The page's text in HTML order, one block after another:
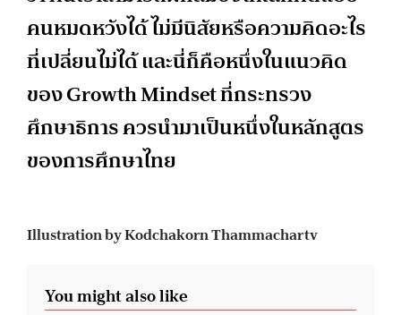
คนหมดหวังได้ ไม่มีนิสัยหรือความคิดอะไร
ที่เปลี่ยนไม่ได้ และนี่ก็คือหนึ่งในแนวคิด
ของ Growth Mindset ที่กระทรวง
ศึกษาธิการ ควรนำมาเป็นหนึ่งในหลักสูตร
ของการศึกษาไทย
Illustration by Kodchakorn Thammachartv
You might also like